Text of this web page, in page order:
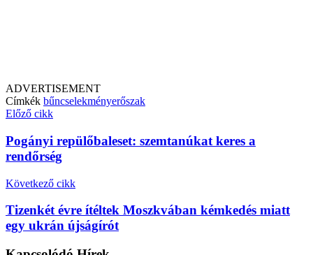
ADVERTISEMENT
Címkék bűncselekményerőszak
Előző cikk
Pogányi repülőbaleset: szemtanúkat keres a
rendőrség
Következő cikk
Tizenkét évre ítéltek Moszkvában kémkedés miatt
egy ukrán újságírót